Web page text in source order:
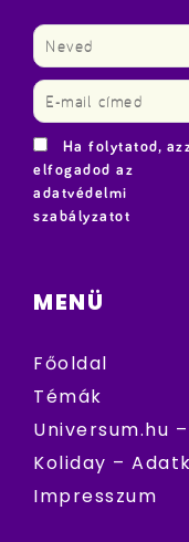
Ha folytatod,
elfogadod az
adatvédelmi
szabályzatot
MENÜ
Főoldal
Témák
Universum.hu
Koliday –
Impresszum